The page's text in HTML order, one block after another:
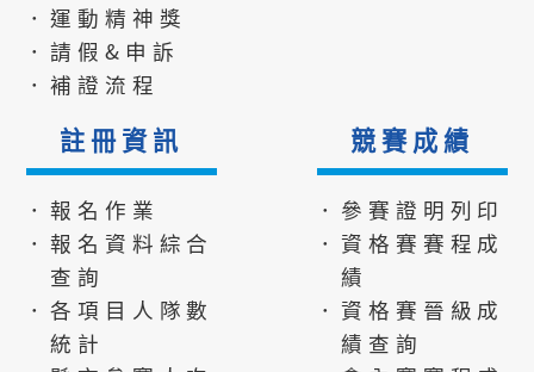
．運動精神獎
．請假&申訴
．補證流程
註冊資訊
．報名作業
．報名資料綜合
查詢
．各項目人隊數
統計
競賽成績
．參賽證明列印
．資格賽賽程成
績
．資格賽晉級成
績查詢